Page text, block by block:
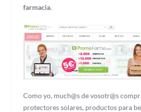
farmacia.
Como yo, much@s de vosotr@s
protectores solares, productos para